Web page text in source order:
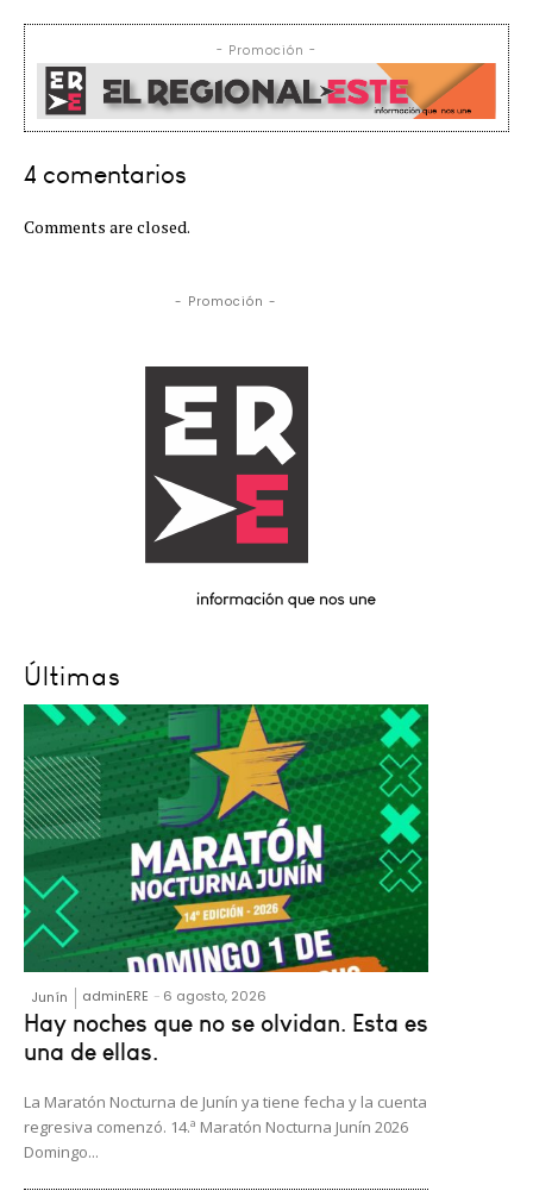
- Promoción -
4 comentarios
Comments are closed.
- Promoción -
Últimas
Junín adminERE - 6 agosto, 2026
Hay noches que no se olvidan. Esta es
una de ellas.
La Maratón Nocturna de Junín ya tiene fecha y la cuenta
regresiva comenzó. 14.ª Maratón Nocturna Junín 2026
Domingo...